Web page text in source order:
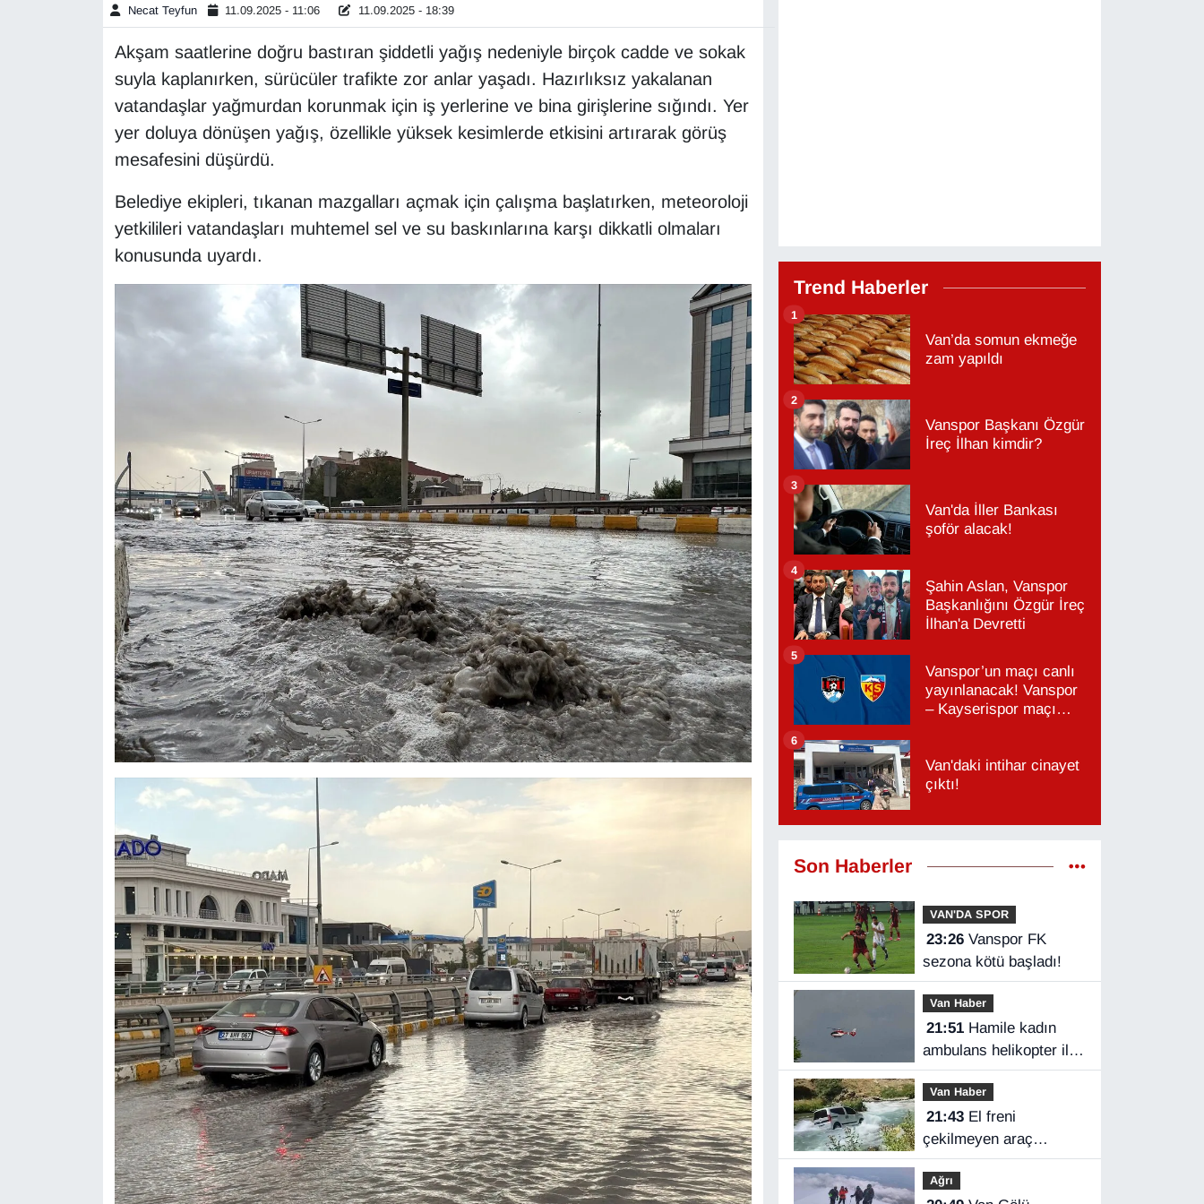
Necat Teyfun 11.09.2025 - 11:06 11.09.2025 - 18:39
Akşam saatlerine doğru bastıran şiddetli yağış nedeniyle birçok cadde ve sokak
suyla kaplanırken, sürücüler trafikte zor anlar yaşadı. Hazırlıksız yakalanan
vatandaşlar yağmurdan korunmak için iş yerlerine ve bina girişlerine sığındı. Yer
yer doluya dönüşen yağış, özellikle yüksek kesimlerde etkisini artırarak görüş
mesafesini düşürdü.
Belediye ekipleri, tıkanan mazgalları açmak için çalışma başlatırken, meteoroloji
yetkilileri vatandaşları muhtemel sel ve su baskınlarına karşı dikkatli olmaları
konusunda uyardı.
Trend Haberler
Van’da somun ekmeğe
zam yapıldı
1
Vanspor Başkanı Özgür
İreç İlhan kimdir?
2
Van'da İller Bankası
şoför alacak!
3
Şahin Aslan, Vanspor
Başkanlığını Özgür İreç
İlhan'a Devretti
4
Vanspor’un maçı canlı
yayınlanacak! Vanspor
– Kayserispor maçı
5
Van'daki intihar cinayet
çıktı!
6
Son Haberler
VAN'DA SPOR
23:26Vanspor FK
sezona kötü başladı!
Van Haber
21:51Hamile kadın
ambulans helikopter ile
Van'a getirildi
Van Haber
21:43El freni
çekilmeyen araç
Bahçesaray Çayı'na
uçtu
Ağrı
EKONOMİ
HABERDE İNSAN
Kamu Alımları
Kim Kimdir?
Kültür & Sanat
MAGAZİN
ONE EKONOMİ
POLİTİKA
Resmi İlanlar
RÖPORTAJ